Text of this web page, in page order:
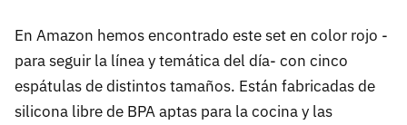
En Amazon hemos encontrado este set en color rojo -
para seguir la línea y temática del día- con cinco
espátulas de distintos tamaños. Están fabricadas de
silicona libre de BPA aptas para la cocina y las